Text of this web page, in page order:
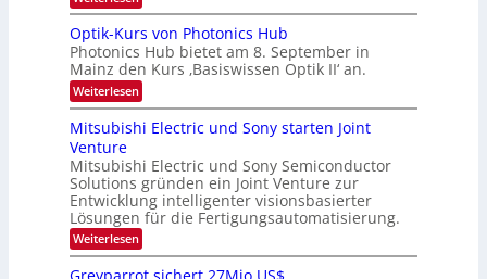
e
W
a
c
h
s
u
i
m
e
r
s
t
e
n
e
r
a
e
u
s
-
S
e
n
a
r
K
-
E
i
n
s
t
n
m
m
t
i
n
d
Optik-Kurs von Photonics Hub
Photonics Hub bietet am 8. September in
Mainz den Kurs ‚Basiswissen Optik II‘ an.
Weiterlesen:
O
p
t
k
-
K
u
r
s
v
o
Mitsubishi Electric und Sony starten Joint
Venture
Mitsubishi Electric und Sony Semiconductor
Solutions gründen ein Joint Venture zur
Entwicklung intelligenter visionsbasierter
Lösungen für die Fertigungsautomatisierung.
Weiterlesen:
M